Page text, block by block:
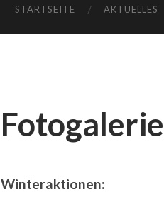
STARTSEITE AKTUELLES
Fotogalerie
Winteraktionen: